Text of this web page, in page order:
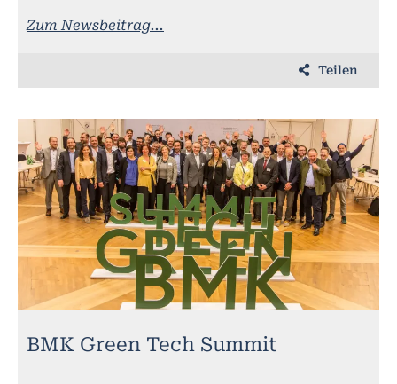
Zum Newsbeitrag...
Teilen
BMK Green Tech Summit